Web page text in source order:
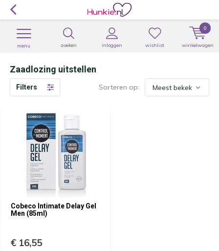
zoeken inloggen
menu wishlist winkelwagen
0
Zaadlozing uitstellen
Filters Sorteren op:
Cobeco Intimate Delay Gel
Men (85ml)
€ 16,55